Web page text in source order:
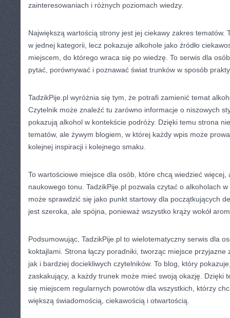
zainteresowaniach i różnych poziomach wiedzy.
Największą wartością strony jest jej ciekawy zakres tematów.
w jednej kategorii, lecz pokazuje alkohole jako źródło
miejscem, do którego wraca się po wiedzę. To serwis dla
pytać, porównywać i poznawać świat trunków w sposób
TadzikPije.pl wyróżnia się tym, że potrafi zamienić temat
Czytelnik może znaleźć tu zarówno informacje o niszowych
pokazują alkohol w kontekście podróży. Dzięki temu strona
tematów, ale żywym blogiem, w której każdy wpis może
kolejnej inspiracji i kolejnego smaku.
To wartościowe miejsce dla osób, które chcą wiedzieć
naukowego tonu. TadzikPije.pl pozwala czytać o alkoholach
może sprawdzić się jako punkt startowy dla początkujących
jest szeroka, ale spójna, ponieważ wszystko krąży wokół
Podsumowując, TadzikPije.pl to wielotematyczny serwis dla
koktajlami. Strona łączy poradniki, tworząc miejsce
jak i bardziej dociekliwych czytelników. To blog, który
zaskakujący, a każdy trunek może mieć swoją okazję. Dzięki
się miejscem regularnych powrotów dla wszystkich, którzy
większą świadomością, ciekawością i otwartością.